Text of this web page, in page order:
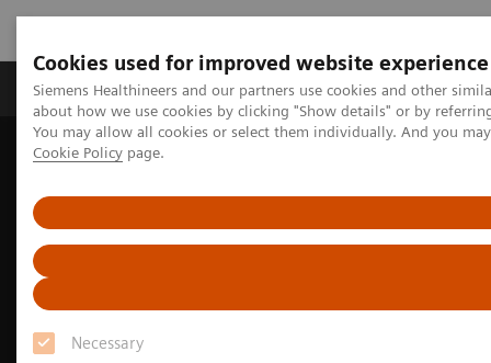
Cookies used for improved website experience
Siemens Healthineers and our partners use cookies and other
about how we use cookies by clicking "Show details" or by
You may allow all cookies or select them individually. And you
Cookie Policy page.
Necessary
Produtos e serviços Especialidades Clínicas e
Siemens Healthineers Brasil
A plataforma SOMATOM go.